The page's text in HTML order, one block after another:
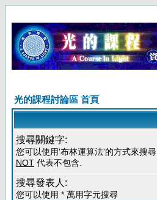
光的課程討論區 首頁
搜尋關鍵字:
您可以使用'布林運算法'的方式來搜尋.
NOT 代表不包含.
搜尋發表人:
您可以使用 * 萬用字元搜尋